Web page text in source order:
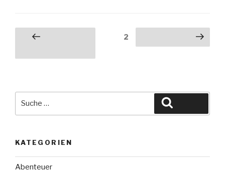
Seitennummerierung
Beiträge
Vorherige
2 Nächste Seite
KATEGORIEN
Abenteuer